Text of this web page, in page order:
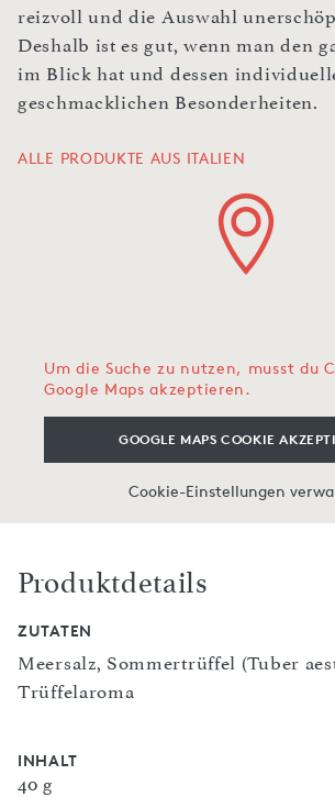
reizvoll und die Auswahl
Deshalb ist es gut, wenn man den
im Blick hat und dessen
geschmacklichen Besonderheiten.
ALLE PRODUKTE AUS ITALIEN
Um die Suche zu nutzen, musst du
Google Maps akzeptieren.
GOOGLE MAPS COOKIE
Cookie-Einstellungen
Produktdetails
ZUTATEN
Meersalz, Sommertrüffel (Tuber
Trüffelaroma
INHALT
40 g